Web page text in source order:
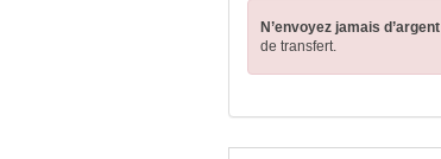
N’envoyez jamais d’argent
de transfert.